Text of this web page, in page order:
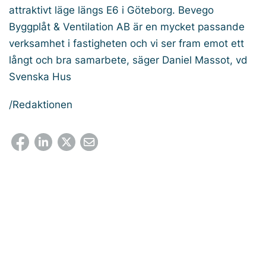
attraktivt läge längs E6 i Göteborg. Bevego
Byggplåt & Ventilation AB är en mycket passande
verksamhet i fastigheten och vi ser fram emot ett
långt och bra samarbete, säger Daniel Massot, vd
Svenska Hus
/Redaktionen